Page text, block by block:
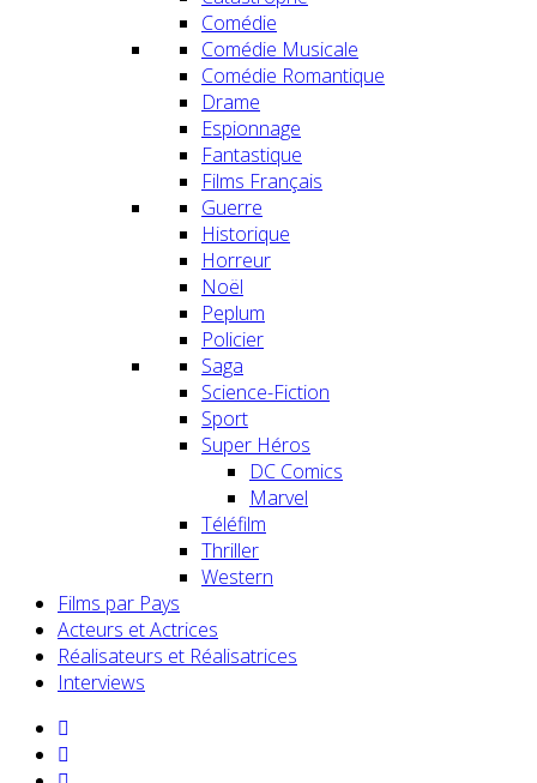
Comédie
Comédie Musicale
Comédie Romantique
Drame
Espionnage
Fantastique
Films Français
Guerre
Historique
Horreur
Noël
Peplum
Policier
Saga
Science-Fiction
Sport
Super Héros
DC Comics
Marvel
Téléfilm
Thriller
Western
Films par Pays
Acteurs et Actrices
Réalisateurs et Réalisatrices
Interviews